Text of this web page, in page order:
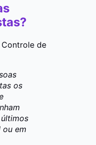
de
os
ou em